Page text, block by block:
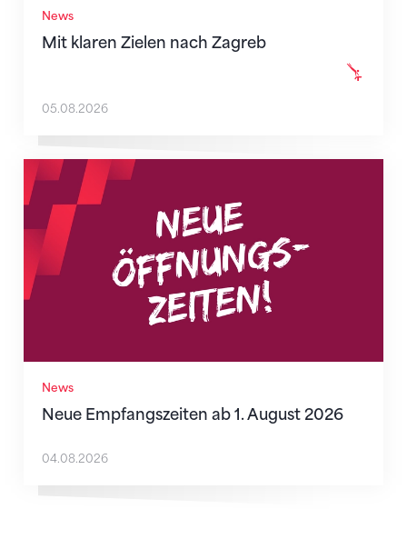
News
Mit klaren Zielen nach Zagreb
05.08.2026
News
Neue Empfangszeiten ab 1. August 2026
Neue Empfangszeiten ab 1. August 2026
04.08.2026